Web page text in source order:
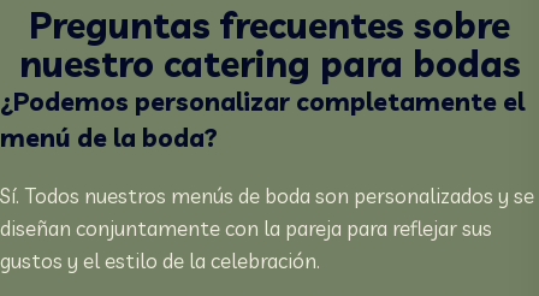
Preguntas frecuentes sobre
nuestro catering para bodas
¿Podemos personalizar completamente el
menú de la boda?
Sí. Todos nuestros menús de boda son personalizados y se
diseñan conjuntamente con la pareja para reflejar sus
gustos y el estilo de la celebración.